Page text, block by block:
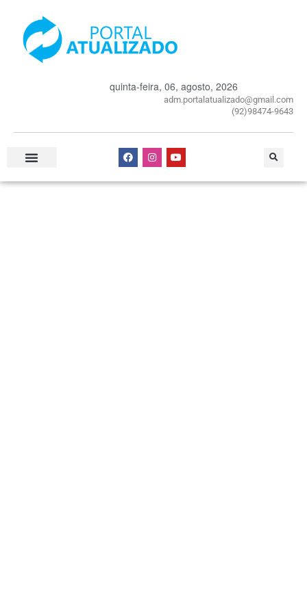
quinta-feira, 06, agosto, 2026
adm.portalatualizado@gmail.com
(92)98474-9643